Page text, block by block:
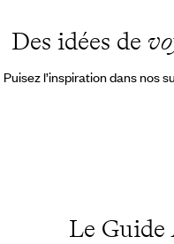
Des idées de
Puisez l’inspiration dans nos
Le Guide